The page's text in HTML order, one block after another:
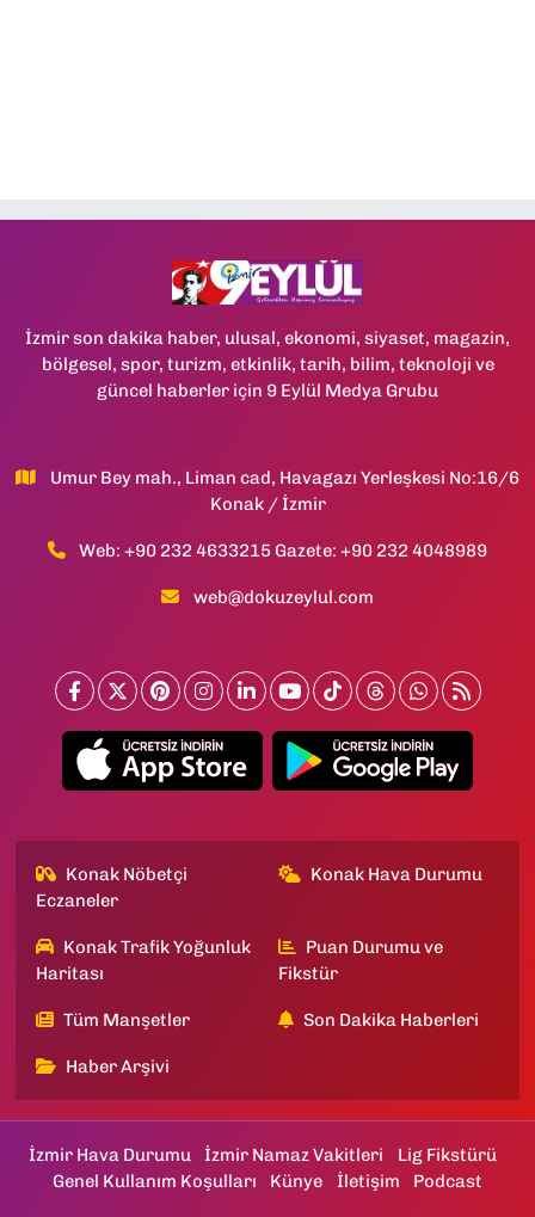
İzmir son dakika haber, ulusal, ekonomi, siyaset, magazin,
bölgesel, spor, turizm, etkinlik, tarih, bilim, teknoloji ve
güncel haberler için 9 Eylül Medya Grubu
Umur Bey mah., Liman cad, Havagazı Yerleşkesi No:16/6
Konak / İzmir
Web: +90 232 4633215 Gazete: +90 232 4048989
web@dokuzeylul.com
Konak Nöbetçi
Eczaneler
Konak Hava Durumu
Konak Trafik Yoğunluk
Haritası
Puan Durumu ve
Fikstür
Tüm Manşetler Son Dakika Haberleri
Haber Arşivi
İzmir Hava Durumu İzmir Namaz Vakitleri
Lig Fikstürü
Genel Kullanım Koşulları
Künye İletişim Podcast